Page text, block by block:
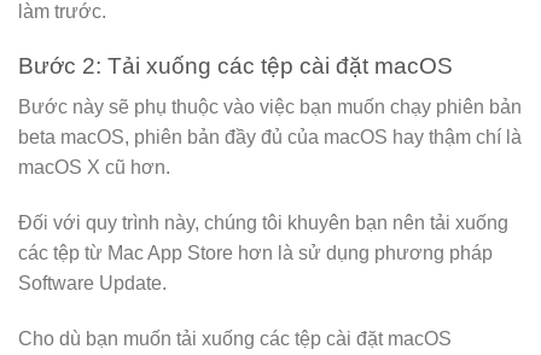
làm trước.
Bước 2: Tải xuống các tệp cài đặt macOS
Bước này sẽ phụ thuộc vào việc bạn muốn chạy phiên bản
beta macOS, phiên bản đầy đủ của macOS hay thậm chí là
macOS X cũ hơn.
Đối với quy trình này, chúng tôi khuyên bạn nên tải xuống
các tệp từ Mac App Store hơn là sử dụng phương pháp
Software Update.
Cho dù bạn muốn tải xuống các tệp cài đặt macOS